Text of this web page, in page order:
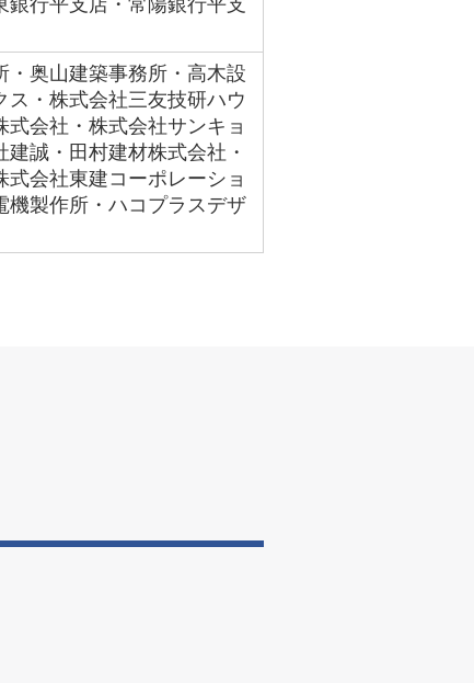
銀行平支店・常陽銀行平支
奥山建築事務所・高木設
・株式会社三友技研ハウ
会社・株式会社サンキョ
誠・田村建材株式会社・
会社東建コーポレーショ
機製作所・ハコプラスデザ